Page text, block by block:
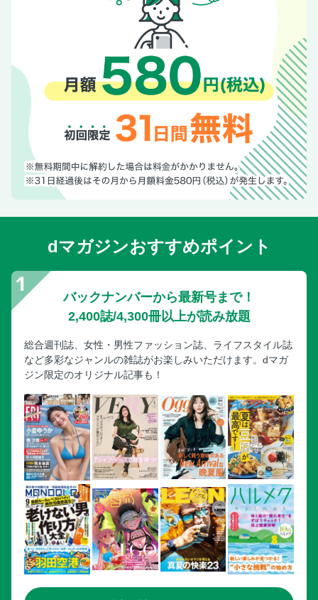
dマガジンおすすめポイント
バックナンバーから最新号まで！
2,400誌/4,300冊以上が読み放題
総合週刊誌、女性・男性ファッション誌、ライフスタイル誌
など多彩なジャンルの雑誌がお楽しみいただけます。dマガ
ジン限定のオリジナル記事も！